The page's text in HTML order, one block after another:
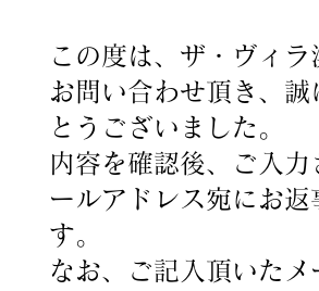
この度は、ザ・ヴィラ
お問い合わせ頂き、誠
とうございました。
内容を確認後、ご入力
ールアドレス宛にお返
す。
なお、ご記入頂いたメ